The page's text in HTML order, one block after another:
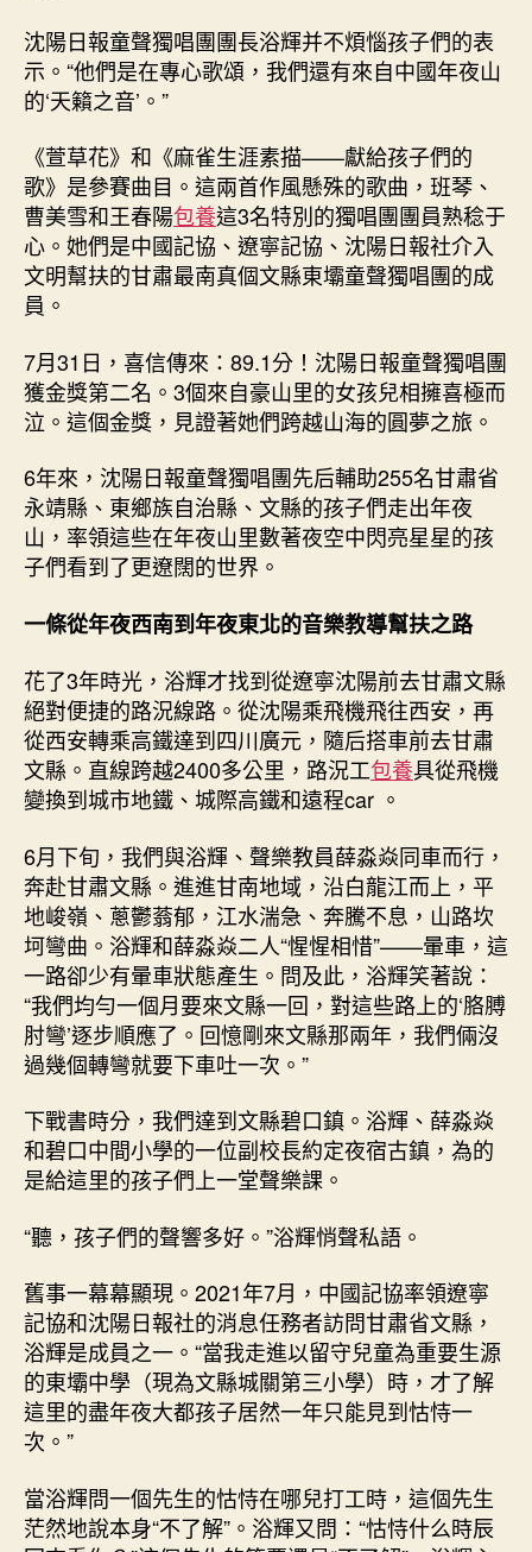
沈陽日報童聲獨唱團團長浴輝并不煩惱孩子們的表
示。“他們是在專心歌頌，我們還有來自中國年夜山
的‘天籟之音’。”
《萱草花》和《麻雀生涯素描——獻給孩子們的
歌》是參賽曲目。這兩首作風懸殊的歌曲，班琴、
曹美雪和王春陽包養這3名特別的獨唱團團員熟稔于
心。她們是中國記協、遼寧記協、沈陽日報社介入
文明幫扶的甘肅最南真個文縣東壩童聲獨唱團的成
員。
7月31日，喜信傳來：89.1分！沈陽日報童聲獨唱團
獲金獎第二名。3個來自豪山里的女孩兒相擁喜極而
泣。這個金獎，見證著她們跨越山海的圓夢之旅。
6年來，沈陽日報童聲獨唱團先后輔助255名甘肅省
永靖縣、東鄉族自治縣、文縣的孩子們走出年夜
山，率領這些在年夜山里數著夜空中閃亮星星的孩
子們看到了更遼闊的世界。
一條從年夜西南到年夜東北的音樂教導幫扶之路
花了3年時光，浴輝才找到從遼寧沈陽前去甘肅文縣
絕對便捷的路況線路。從沈陽乘飛機飛往西安，再
從西安轉乘高鐵達到四川廣元，隨后搭車前去甘肅
文縣。直線跨越2400多公里，路況工包養具從飛機
變換到城市地鐵、城際高鐵和遠程car 。
6月下旬，我們與浴輝、聲樂教員薛淼焱同車而行，
奔赴甘肅文縣。進進甘南地域，沿白龍江而上，平
地峻嶺、蔥鬱蓊郁，江水湍急、奔騰不息，山路坎
坷彎曲。浴輝和薛淼焱二人“惺惺相惜”——暈車，這
一路卻少有暈車狀態產生。問及此，浴輝笑著說：
“我們均勻一個月要來文縣一回，對這些路上的‘胳膊
肘彎’逐步順應了。回憶剛來文縣那兩年，我們倆沒
過幾個轉彎就要下車吐一次。”
下戰書時分，我們達到文縣碧口鎮。浴輝、薛淼焱
和碧口中間小學的一位副校長約定夜宿古鎮，為的
是給這里的孩子們上一堂聲樂課。
“聽，孩子們的聲響多好。”浴輝悄聲私語。
舊事一幕幕顯現。2021年7月，中國記協率領遼寧
記協和沈陽日報社的消息任務者訪問甘肅省文縣，
浴輝是成員之一。“當我走進以留守兒童為重要生源
的東壩中學（現為文縣城關第三小學）時，才了解
這里的盡年夜大都孩子居然一年只能見到怙恃一
次。”
當浴輝問一個先生的怙恃在哪兒打工時，這個先生
茫然地說本身“不了解”。浴輝又問：“怙恃什么時辰